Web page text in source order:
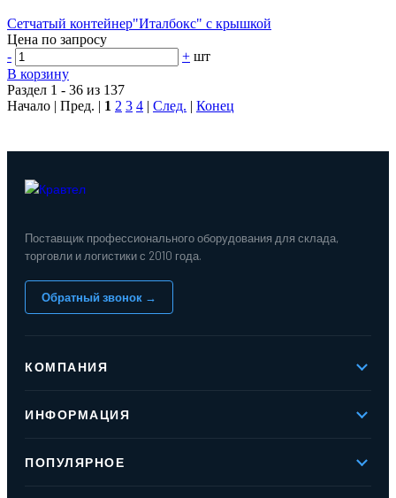
Сетчатый контейнер"Италбокс" с крышкой
Цена по запросу
-
+ шт
В корзину
Раздел 1 - 36 из 137
Начало | Пред. | 1 2 3 4 | След. | Конец
Поставщик профессионального оборудования для склада,
торговли и логистики с 2010 года.
Обратный звонок →
КОМПАНИЯ
Реквизиты
Контакты
ИНФОРМАЦИЯ
Доставка и оплата
ПОПУЛЯРНОЕ